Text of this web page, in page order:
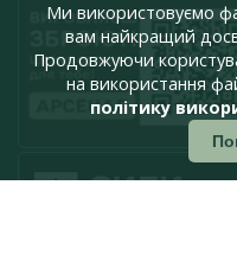
Ми використовуємо
вам найкращий
Продовжуючи
на використання
політику